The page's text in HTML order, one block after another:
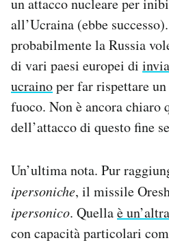
all’Ucraina (ebbe
probabilmente la Russia
di vari paesi europei di
ucrainoper far rispettare
fuoco. Non è ancora chiaro
dell’attacco di questo fine
Un’ultima nota. Pur
ipersoniche, il missile
ipersonico. Quellaè
con capacità particolari